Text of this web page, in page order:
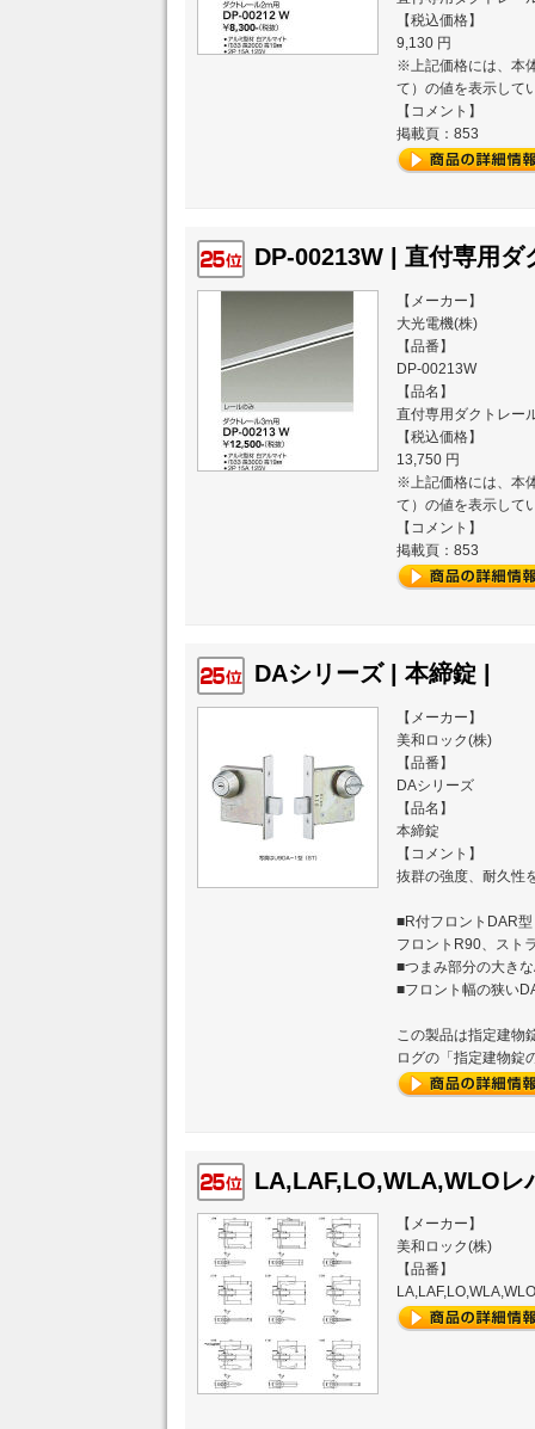
【税込価格】
9,130 円
※上記価格には、本
て）の値を表示して
【コメント】
掲載頁：853
DP-00213W | 直付専用ダ
【メーカー】
大光電機(株)
【品番】
DP-00213W
【品名】
直付専用ダクトレー
【税込価格】
13,750 円
※上記価格には、本
て）の値を表示して
【コメント】
掲載頁：853
DAシリーズ | 本締錠 |
【メーカー】
美和ロック(株)
【品番】
DAシリーズ
【品名】
本締錠
【コメント】
抜群の強度、耐久性
■R付フロントDAR
フロントR90、スト
■つまみ部分の大き
■フロント幅の狭い
この製品は指定建物
ログの「指定建物錠
LA,LAF,LO,WLA,WLOレ
【メーカー】
美和ロック(株)
【品番】